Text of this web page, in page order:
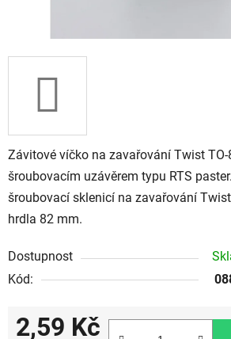
Závitové víčko na zavařování Twist TO-
šroubovacím uzávěrem typu RTS
šroubovací sklenicí na zavařování
hrdla 82 mm.
Dostupnost
Kód:
2,59 Kč